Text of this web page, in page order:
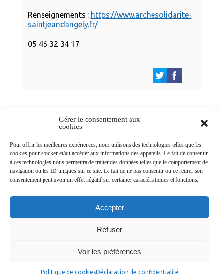
Gérer le consentement aux
cookies
Pour offrir les meilleures expériences, nous utilisons des technologies telles que les
cookies pour stocker et/ou accéder aux informations des appareils. Le fait de consentir
à ces technologies nous permettra de traiter des données telles que le comportement de
navigation ou les ID uniques sur ce site. Le fait de ne pas consentir ou de retirer son
consentement peut avoir un effet négatif sur certaines caractéristiques et fonctions.
Accepter
Refuser
Voir les préférences
Politique de cookiesDéclaration de confidentialité
Renseignements : https://www.archesolidarite-
saintjeandangely.fr/
05 46 32 34 17
Newsletters
Abonnez-vous à la newsletter
>
© Ville de Saint-Jean-d'Angély 2026
Découvrir la ville
Plan du site
Données personnelles